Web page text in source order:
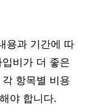
용과 기간에 따
비가 더 좋은
항목별 비용
야 합니다.